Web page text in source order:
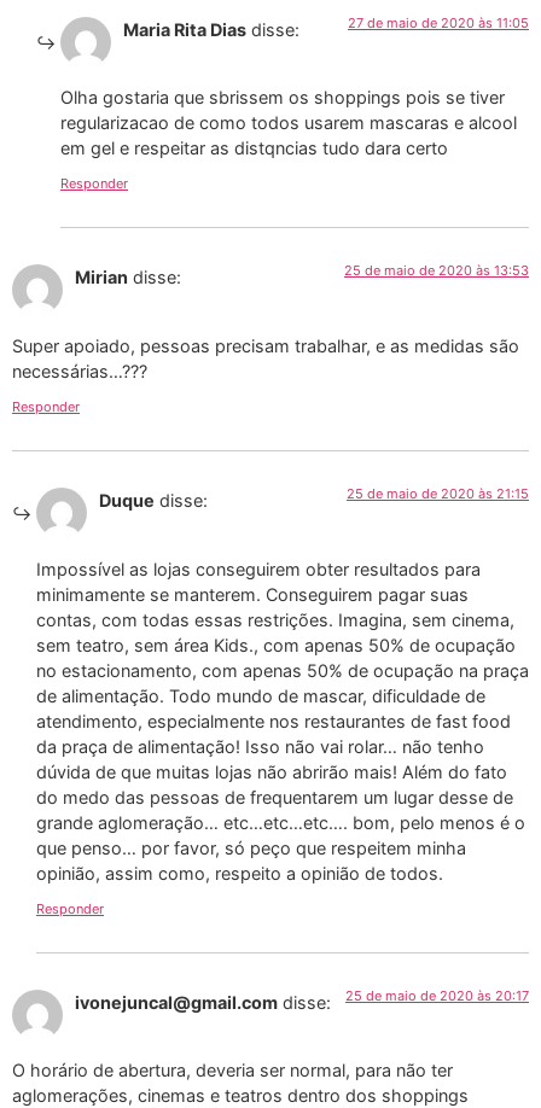
Maria Rita Dias disse: 27 de maio de 2020 às 11:05
Olha gostaria que sbrissem os shoppings pois se tiver
regularizacao de como todos usarem mascaras e alcool
em gel e respeitar as distqncias tudo dara certo
Responder
Mirian disse: 25 de maio de 2020 às 13:53
Super apoiado, pessoas precisam trabalhar, e as medidas são
necessárias…???
Responder
Duque disse: 25 de maio de 2020 às 21:15
Impossível as lojas conseguirem obter resultados para
minimamente se manterem. Conseguirem pagar suas
contas, com todas essas restrições. Imagina, sem cinema,
sem teatro, sem área Kids., com apenas 50% de ocupação
no estacionamento, com apenas 50% de ocupação na praça
de alimentação. Todo mundo de mascar, dificuldade de
atendimento, especialmente nos restaurantes de fast food
da praça de alimentação! Isso não vai rolar… não tenho
dúvida de que muitas lojas não abrirão mais! Além do fato
do medo das pessoas de frequentarem um lugar desse de
grande aglomeração… etc…etc…etc…. bom, pelo menos é o
que penso… por favor, só peço que respeitem minha
opinião, assim como, respeito a opinião de todos.
Responder
ivonejuncal@gmail.com disse: 25 de maio de 2020 às 20:17
O horário de abertura, deveria ser normal, para não ter
aglomerações, cinemas e teatros dentro dos shoppings